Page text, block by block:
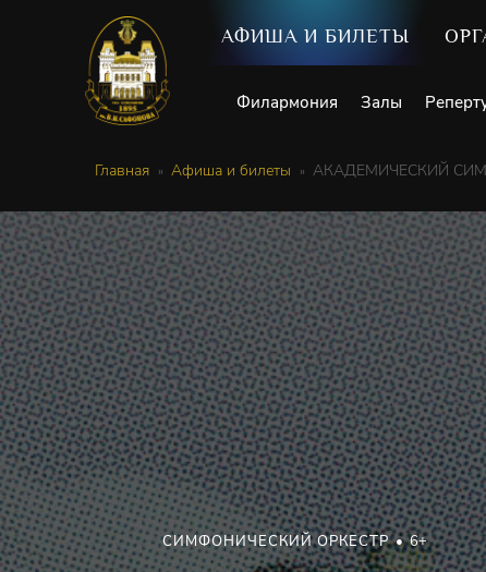
АФИША И БИЛЕТЫ
Филармония Залы
Главная Афиша и билеты АКАДЕМИЧЕСКИЙ
СИМФОНИЧЕСКИЙ ОРКЕСТР 6+